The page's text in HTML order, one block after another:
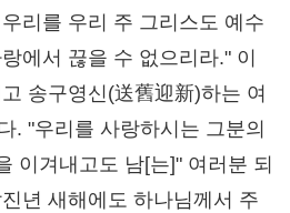
리를 우리 주 그리스도 예수
에서 끊을 수 없으리라." 이
송구영신(送舊迎新)하는 여
. "우리를 사랑하시는 그분의
이겨내고도 남[는]" 여러분 되
년 새해에도 하나님께서 주